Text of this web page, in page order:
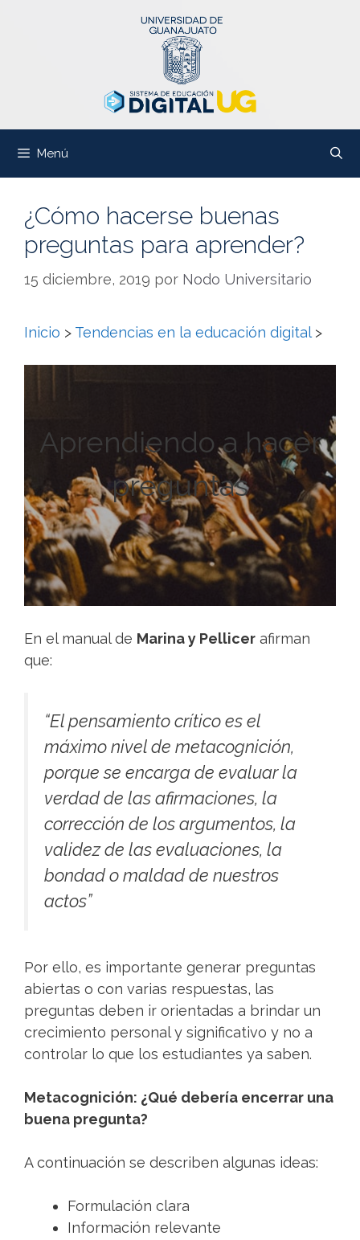
Menú
¿Cómo hacerse buenas
preguntas para aprender?
15 diciembre, 2019 por Nodo Universitario
Inicio > Tendencias en la educación digital>
Aprendiendo a hacer
preguntas
En el manual de Marina y Pellicer afirman
que:
“El pensamiento crítico es el
máximo nivel de metacognición,
porque se encarga de evaluar la
verdad de las afirmaciones, la
corrección de los argumentos, la
validez de las evaluaciones, la
bondad o maldad de nuestros
actos”
Por ello, es importante generar preguntas
abiertas o con varias respuestas, las
preguntas deben ir orientadas a brindar un
crecimiento personal y significativo y no a
controlar lo que los estudiantes ya saben.
Metacognición: ¿Qué debería encerrar una
buena pregunta?
A continuación se describen algunas ideas:
Formulación clara
Información relevante